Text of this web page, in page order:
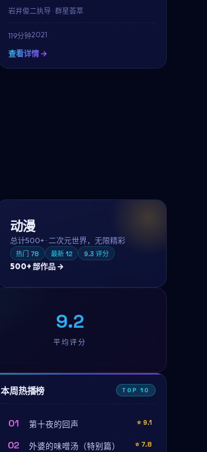
的拉扯。石原里美与韩孝周的对手戏自然有
张力，导演岩井俊二延续其一贯的细腻笔
的都市群像。
岩井俊二执导 · 群星荟萃
119分钟2021
查看详情 →
动漫
总计500+· 二次元世界，无限精彩
热门 78 最新 12 9.3 评分
500+部作品 →
9.2
平均评分
本周热播榜 TOP 10
01 第十夜的回声 ⭐ 9.1
02 外婆的味噌汤（特别篇） ⭐ 7.8